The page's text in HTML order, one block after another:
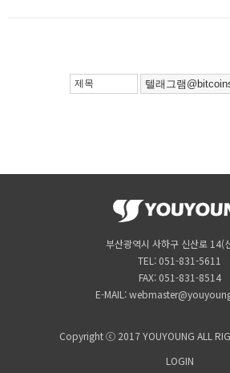
부산광역시 사하구 신산로 14(
TEL: 051-831-5611
FAX: 051-831-8514
E-MAIL:
Copyright ⓒ 2017 YOUYOUNG ALL
LOGIN